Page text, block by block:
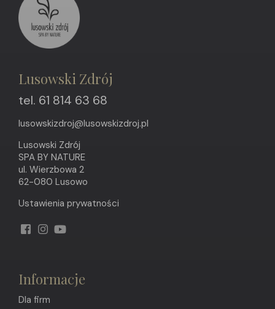
Lusowski Zdrój
tel. 61 814 63 68
lusowskizdroj@lusowskizdroj.pl
Lusowski Zdrój
SPA BY NATURE
ul. Wierzbowa 2
62-080 Lusowo
Ustawienia prywatności
Informacje
Dla firm